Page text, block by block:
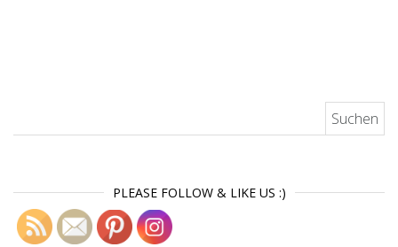
PLEASE FOLLOW & LIKE US :)